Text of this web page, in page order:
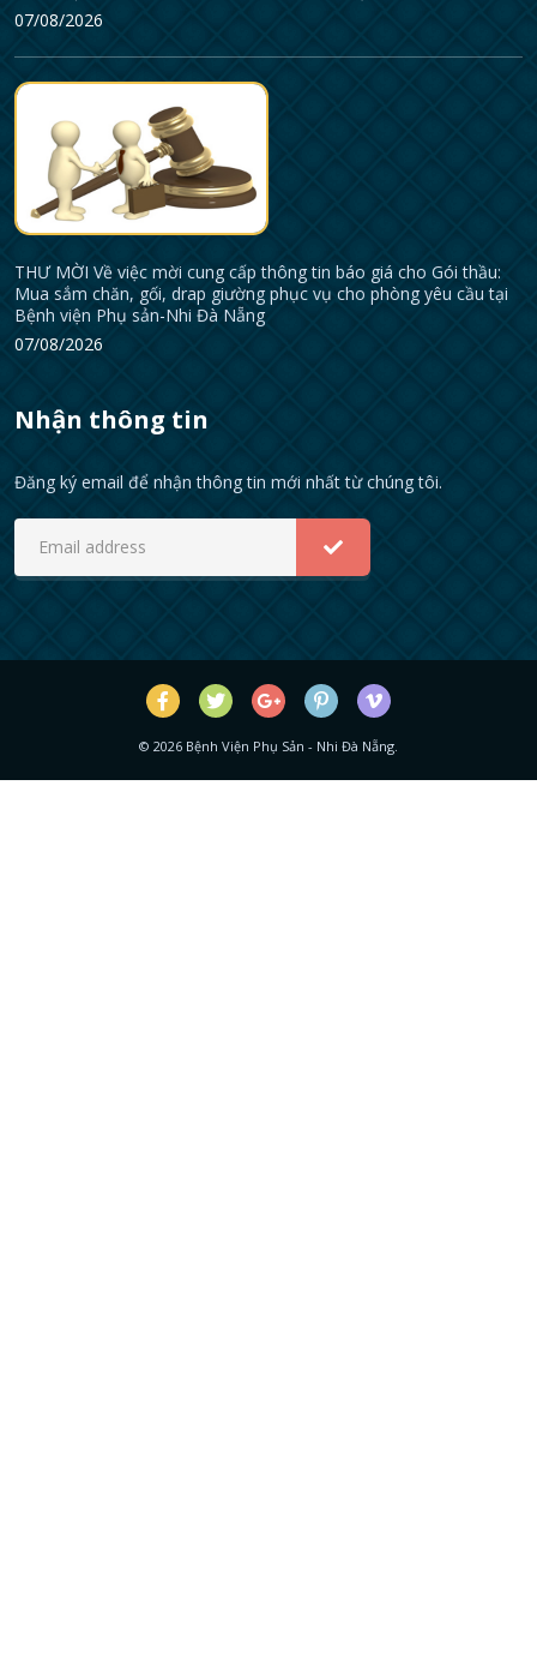
07/08/2026
THƯ MỜI Về việc mời cung cấp thông tin báo giá cho Gói thầu:
Mua sắm chăn, gối, drap giường phục vụ cho phòng yêu cầu tại
Bệnh viện Phụ sản-Nhi Đà Nẵng
07/08/2026
Nhận thông tin
Đăng ký email để nhận thông tin mới nhất từ chúng tôi.
© 2026 Bệnh Viện Phụ Sản - Nhi Đà Nẵng.